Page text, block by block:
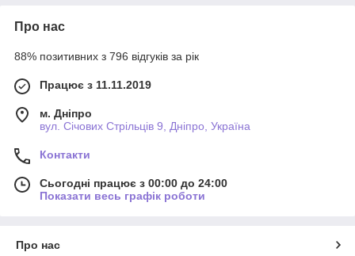
Про нас
88% позитивних з 796 відгуків за рік
Працює з 11.11.2019
м. Дніпро
вул. Січових Стрільців 9, Дніпро, Україна
Контакти
Сьогодні працює з 00:00 до 24:00
Показати весь графік роботи
Про нас